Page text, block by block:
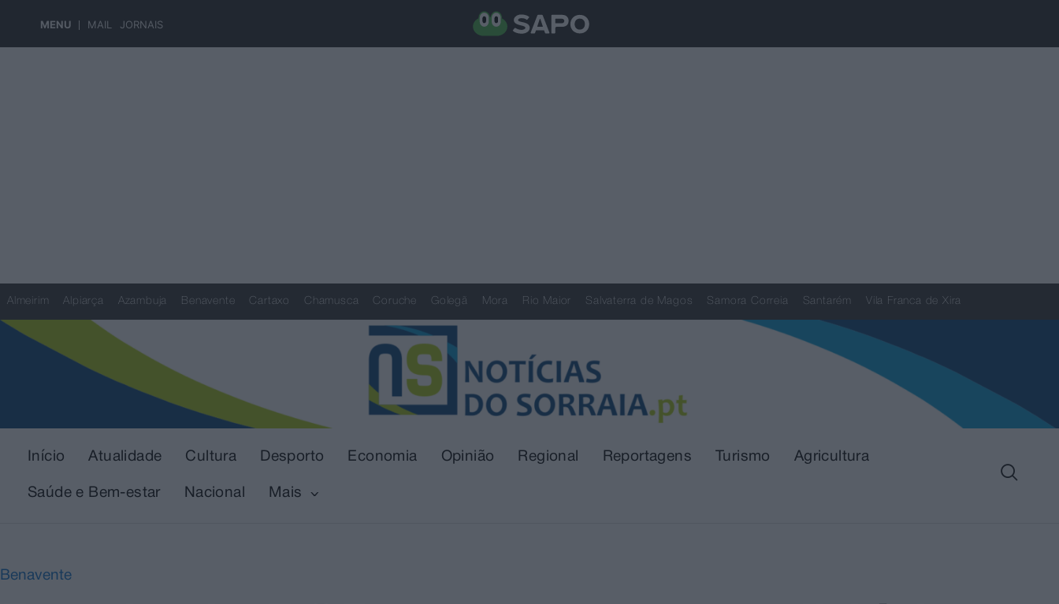
MENU MAIL JORNAIS
Almeirim Alpiarça Azambuja Benavente Cartaxo Chamusca Coruche Golegã Mora Rio Maior Salvaterra de Magos Samora Correia Santarém Vila Franca de Xira
Início Atualidade Cultura Desporto Economia Opinião Regional Reportagens Turismo Agricultura
Saúde e Bem-estar Nacional Mais
Benavente